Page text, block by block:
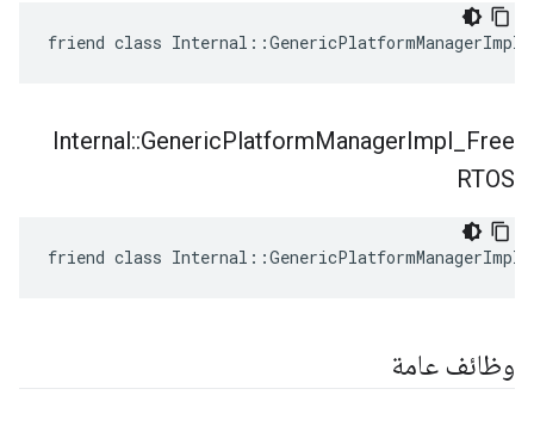
friend class Internal::GenericPlatformManagerImpl
Internal::GenericPlatformManagerImpl Free
RTOS
friend class
وظائف عامة